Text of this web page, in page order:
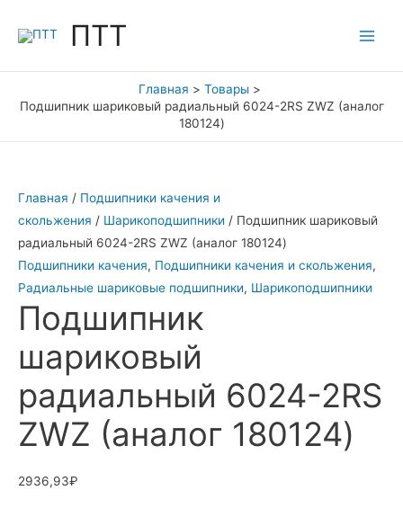
ПТТ
Главная
Товары
Подшипник шариковый радиальный 6024-2RS ZWZ (аналог
180124)
Главная / Подшипники качения и
скольжения / Шарикоподшипники / Подшипник шариковый
радиальный 6024-2RS ZWZ (аналог 180124)
Подшипники качения, Подшипники качения и скольжения,
Радиальные шариковые подшипники, Шарикоподшипники
Подшипник
шариковый
радиальный 6024-2RS
ZWZ (аналог 180124)
2936,93₽